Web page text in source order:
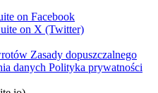
Zasady dopuszczalnego
danych Polityka prywatności